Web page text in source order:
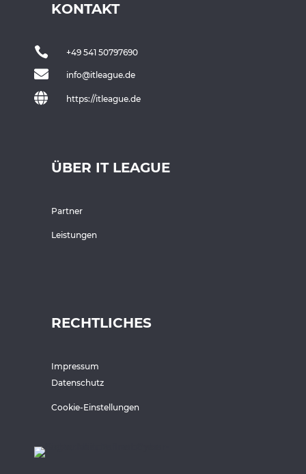
KONTAKT
 +49 541 50797690
 info@itleague.de
 https://itleague.de
ÜBER IT LEAGUE
Partner
Leistungen
RECHTLICHES
Impressum
Datenschutz
Cookie-Einstellungen